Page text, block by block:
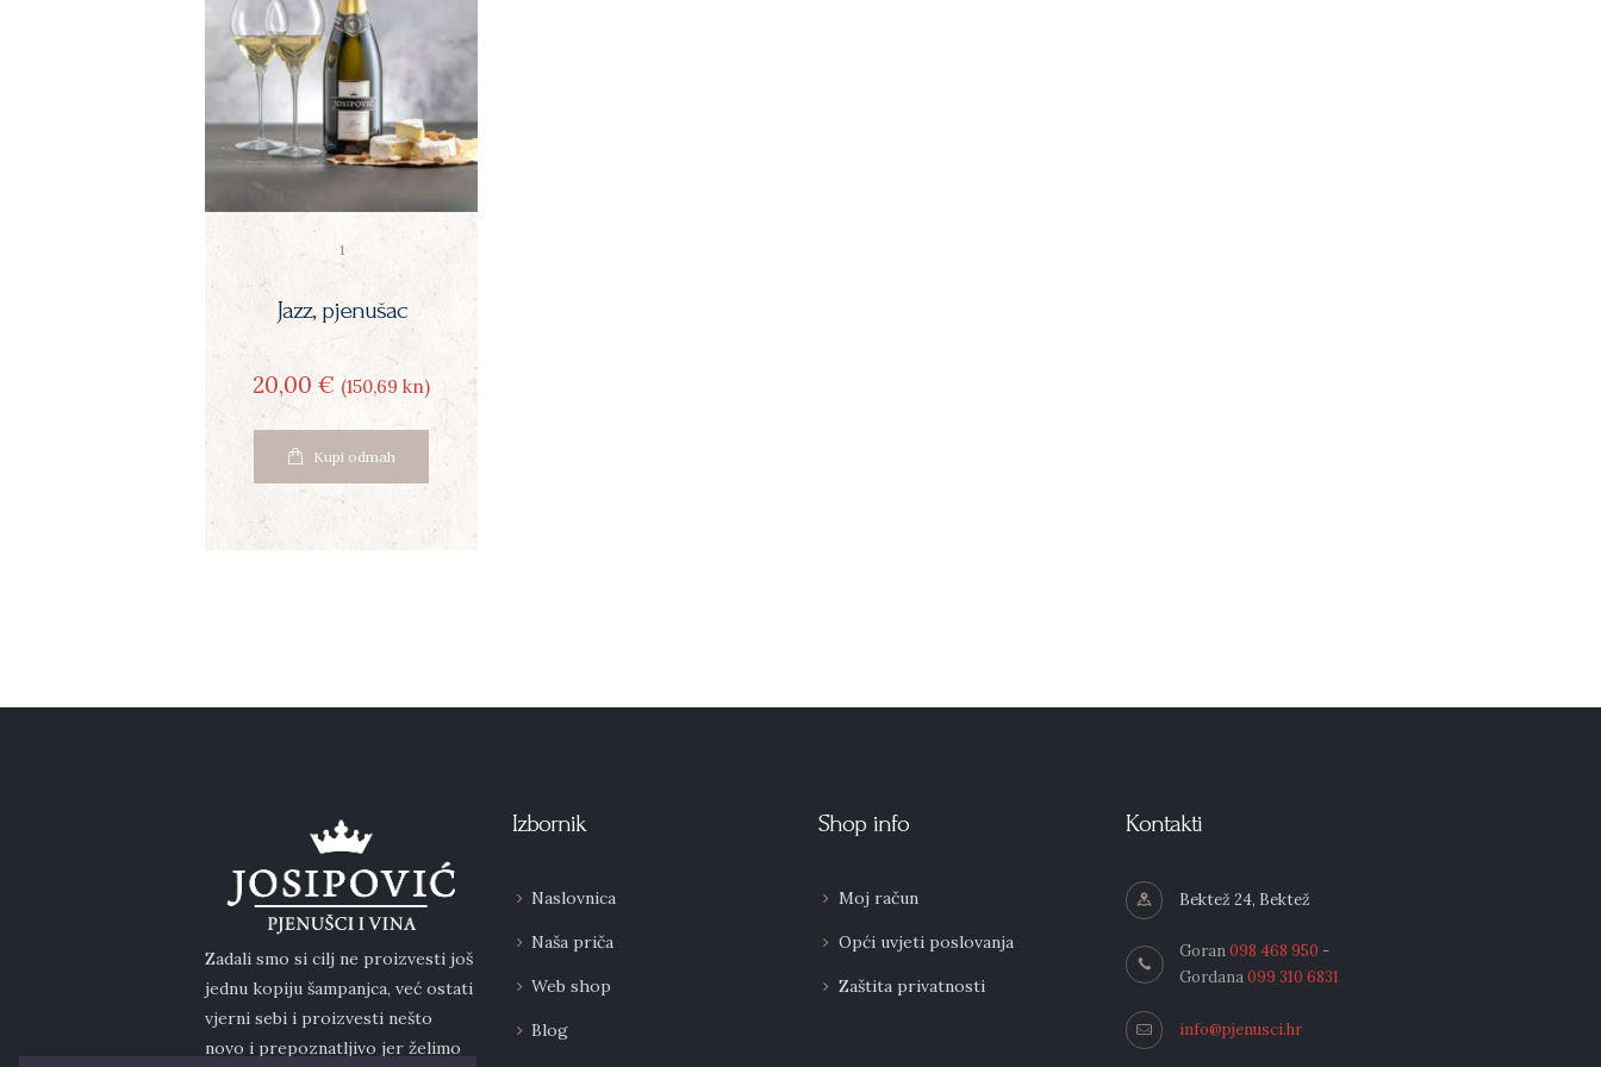
1
Jazz, pjenušac
20 00 € (150 69 kn)
Kupi odmah
Zadali smo si cilj ne proizvesti još
jednu kopiju šampanjca, već ostati
vjerni sebi i proizvesti nešto
novo i prepoznatljivo jer želimo
Izbornik
Naslovnica
Naša priča
Web shop
Blog
Shop info
Moj račun
Opći uvjeti poslovanja
Zaštita privatnosti
Kontakti
Bektež 24, Bektež
Goran098 468 950 -
Gordana099 310 6831
info@pjenusci.hr